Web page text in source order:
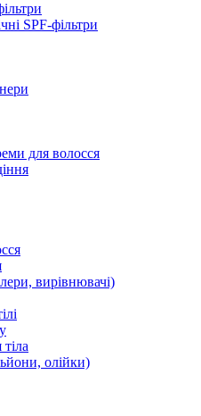
SPF-фільтри
для волосся
вирівнювачі)
олійки)